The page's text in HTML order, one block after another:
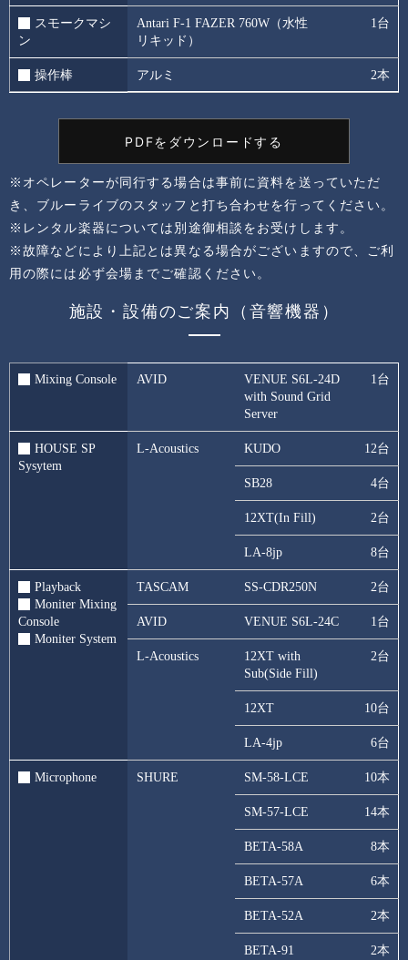
スモークマシ
ン
Antari F-1 FAZER 760W（水性
リキッド）
1台
操作棒 アルミ 2本
PDFをダウンロードする
※オペレーターが同行する場合は事前に資料を送っていただ
き、ブルーライブのスタッフと打ち合わせを行ってください。
※レンタル楽器については別途御相談をお受けします。
※故障などにより上記とは異なる場合がございますので、ご利
用の際には必ず会場までご確認ください。
施設・設備のご案内（音響機器）
Mixing Console AVID
VENUE S6L-24D
with Sound Grid
Server
1台
HOUSE SP
Sysytem
L-Acoustics KUDO 12台
SB28 4台
12XT(In Fill) 2台
LA-8jp 8台
Playback
Moniter Mixing
Console
Moniter System
TASCAM SS-CDR250N 2台
AVID VENUE S6L-24C 1台
L-Acoustics
12XT with
Sub(Side Fill)
2台
12XT 10台
LA-4jp 6台
Microphone SHURE SM-58-LCE 10本
SM-57-LCE 14本
BETA-58A 8本
BETA-57A 6本
BETA-52A 2本
BETA-91 2本